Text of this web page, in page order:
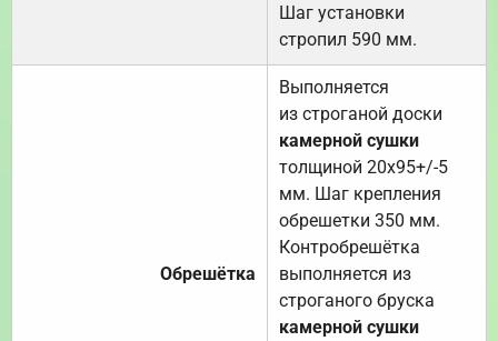
Шаг установки
стропил 590 мм.
Обрешётка
Выполняется
из строганой доски
камерной сушки
толщиной 20х95+/-5
мм. Шаг крепления
обрешетки 350 мм.
Контробрешётка
выполняется из
строганого бруска
камерной сушки